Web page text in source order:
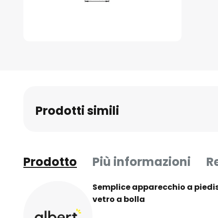
immagini
Prodotti simili
Prodotto Più informazioni
Semplice apparecchio a
vetro a bolla